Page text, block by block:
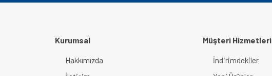
Kurumsal
Hakkımızda
Müşteri Hizmetleri
İndirimdekiler